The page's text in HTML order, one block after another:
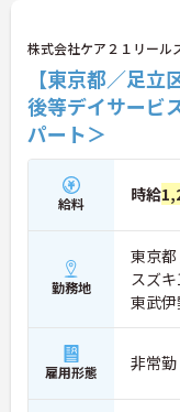
株式会社ケア２１リール
【東京都／足
後等デイサービ
パート＞
給料 時給
勤務地
東京
スズ
東武
雇用形態 非常